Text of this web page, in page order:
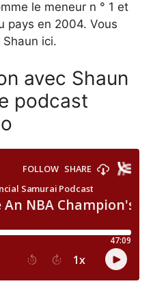
le meneur n ° 1 et
pays en 2004. Vous
ici.
avec Shaun
podcast